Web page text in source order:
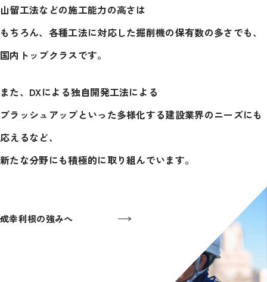
山留工法などの施工能力の高さは
もちろん、各種工法に対応した掘削機の保有数の多さでも、
国内トップクラスです。
また、DXによる独自開発工法による
ブラッシュアップといった多様化する建設業界のニーズにも
応えるなど、
新たな分野にも積極的に取り組んでいます。
成幸利根の強みへ